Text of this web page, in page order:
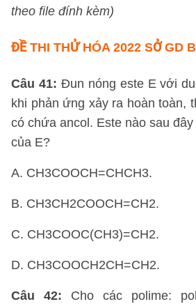
theo file đính kèm)
ĐỀ THI THỬHÓA 2022 SỞ GD
Câu 41: Đun nóng este E với
khi phản ứng xảy ra hoàn toàn,
có chứa ancol. Este nào sau
của E?
A. CH3COOCH=CHCH3.
B. CH3CH2COOCH=CH2.
C. CH3COOC(CH3)=CH2.
D. CH3COOCH2CH=CH2.
Câu 42: Cho các polime: